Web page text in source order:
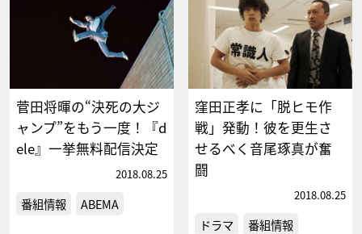
菅田将暉の“決死の大ジ
ャンプ”をもう一度！『d
ele』一挙無料配信決定
2018.08.25
番組情報 ABEMA
窪田正孝に「脱ヒモ作
戦」発動！彼を更生さ
せるべく音尾琢真が奮
闘
2018.08.25
ドラマ 番組情報